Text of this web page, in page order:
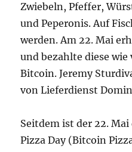
Zwiebeln, Pfeffer,
und Peperonis. Auf
werden. Am 22. Mai
und bezahlte diese
Bitcoin. Jeremy
von Lieferdienst
Seitdem ist der 22.
Pizza Day (Bitcoin